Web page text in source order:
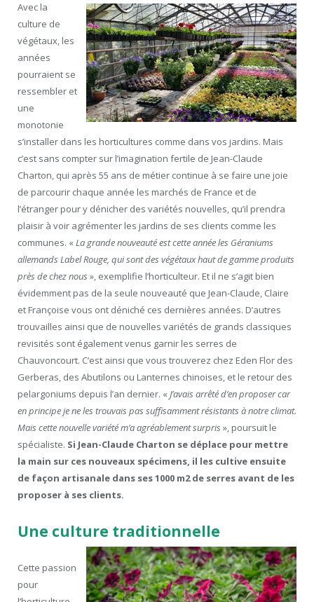
Avec la
culture de
végétaux, les
années
pourraient se
ressembler et
une
monotonie
s’installer dans les horticultures comme dans vos jardins. Mais
c’est sans compter sur l’imagination fertile de Jean-Claude
Charton, qui après 55 ans de métier continue à se faire une joie
de parcourir chaque année les marchés de France et de
l’étranger pour y dénicher des variétés nouvelles, qu’il prendra
plaisir à voir agrémenter les jardins de ses clients comme les
communes. «La grande nouveauté est cette année les Géraniums
allemands Label Rouge, qui sont des végétaux haut de gamme produits
près de chez nous », exemplifie l’horticulteur. Et il ne s’agit bien
évidemment pas de la seule nouveauté que Jean-Claude, Claire
et Françoise vous ont déniché ces dernières années. D’autres
trouvailles ainsi que de nouvelles variétés de grands classiques
revisités sont également venus garnir les serres de
Chauvoncourt. C’est ainsi que vous trouverez chez Eden Flor des
Gerberas, des Abutilons ou Lanternes chinoises, et le retour des
pelargoniums depuis l’an dernier. «J’avais arrêté d’en proposer car
en principe je ne les trouvais pas suffisamment résistants à notre climat.
Mais cette nouvelle variété m’a agréablement surpris », poursuit le
spécialiste. Si Jean-Claude Charton se déplace pour mettre
la main sur ces nouveaux spécimens, il les cultive ensuite
de façon artisanale dans ses 1000 m2de serres avant de les
proposer à ses clients.
Une culture traditionnelle
Cette passion
pour